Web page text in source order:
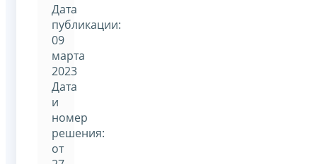
Дата
публикации:
09
марта
2023
Дата
и
номер
решения:
от